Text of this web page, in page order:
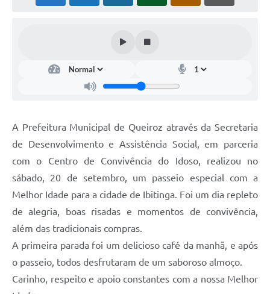
A Prefeitura Municipal de Queiroz através da Secretaria
de Desenvolvimento e Assistência Social, em parceria
com o Centro de Convivência do Idoso, realizou no
sábado, 20 de setembro, um passeio especial com a
Melhor Idade para a cidade de Ibitinga. Foi um dia repleto
de alegria, boas risadas e momentos de convivência,
além das tradicionais compras.
A primeira parada foi um delicioso café da manhã, e após
o passeio, todos desfrutaram de um saboroso almoço.
Carinho, respeito e apoio constantes com a nossa Melhor